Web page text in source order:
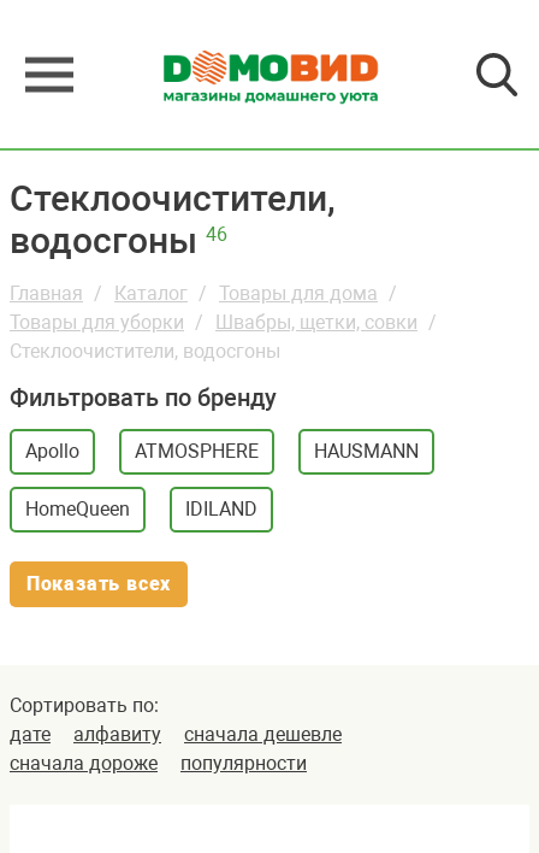
Стеклоочистители,
водосгоны 46
Главная Каталог
Товары для дома
Товары для уборки
Швабры, щетки, совки
Стеклоочистители, водосгоны
Фильтровать по бренду
Apollo ATMOSPHERE HAUSMANN
HomeQueen IDILAND
Показать всех
Сортировать по:
дате
алфавиту
сначала дешевле
сначала дороже
популярности